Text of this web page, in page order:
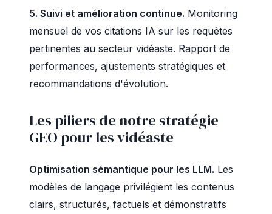
5. Suivi et amélioration continue. Monitoring
mensuel de vos citations IA sur les requêtes
pertinentes au secteur vidéaste. Rapport de
performances, ajustements stratégiques et
recommandations d'évolution.
Les piliers de notre stratégie
GEO pour les vidéaste
Optimisation sémantique pour les LLM. Les
modèles de langage privilégient les contenus
clairs, structurés, factuels et démonstratifs